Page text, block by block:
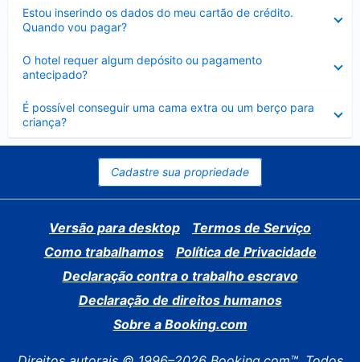
Estou inserindo os dados do meu cartão de crédito.
Quando vou pagar?
O hotel requer algum depósito ou pagamento
antecipado?
É possível conseguir uma cama extra ou um berço para
criança?
Contraído
Cadastre sua propriedade
Versão para desktop
Termos de Serviço
Como trabalhamos
Política de Privacidade
Declaração contra o trabalho escravo
Declaração de direitos humanos
Sobre a Booking.com